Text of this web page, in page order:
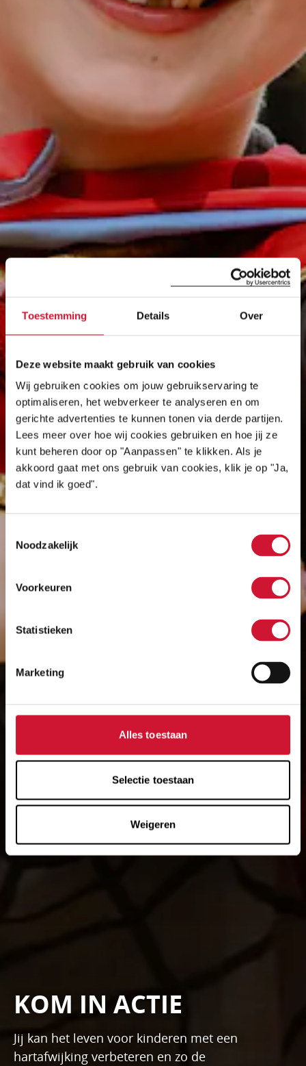
Toestemming Details Over
Deze website maakt gebruik van cookies
Wij gebruiken cookies om jouw gebruikservaring te
optimaliseren, het webverkeer te analyseren en om
gerichte advertenties te kunnen tonen via derde partijen.
Lees meer over hoe wij cookies gebruiken en hoe jij ze
kunt beheren door op "Aanpassen" te klikken. Als je
akkoord gaat met ons gebruik van cookies, klik je op "Ja,
dat vind ik goed".
Noodzakelijk
Voorkeuren
Statistieken
Marketing
Alles toestaan
Selectie toestaan
Weigeren
KOM IN ACTIE
Jij kan het leven voor kinderen met een
hartafwijking verbeteren en zo de